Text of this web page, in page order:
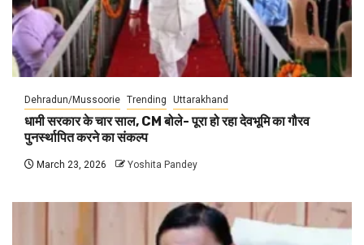
Dehradun/Mussoorie Trending Uttarakhand
धामी सरकार के चार साल, CM बोले- पूरा हो रहा देवभूमि का गौरव
पुनर्स्थापित करने का संकल्प
March 23, 2026 Yoshita Pandey